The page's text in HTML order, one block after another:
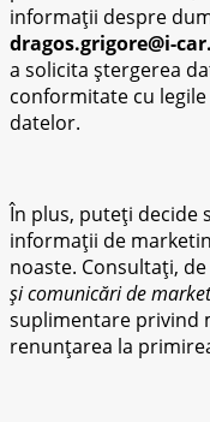
informații despre
dragos.grigore@i-
a solicita ștergerea
conformitate cu
datelor.
În plus, puteți decide
informații de
noaste. Consultați,
și comunicări de
suplimentare privind
renunțarea la